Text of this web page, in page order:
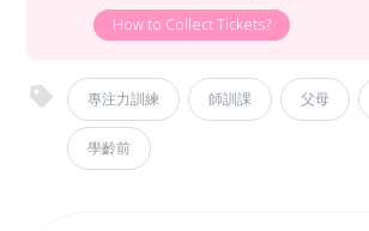
How to Collect Tickets?
專注力訓練 師訓課 父母
學齡前